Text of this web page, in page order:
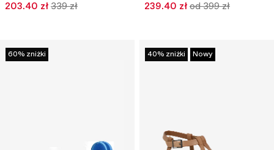
203.40 zł 339 zł 239.40 zł od 399 zł
60% zniżki 40% zniżki Nowy